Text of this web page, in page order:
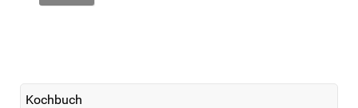
Kochbuch